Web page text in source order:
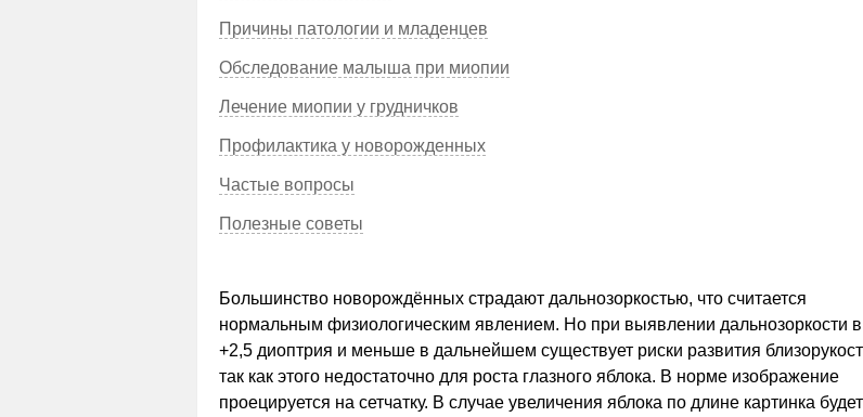
Причины патологии и младенцев
Обследование малыша при миопии
Лечение миопии у грудничков
Профилактика у новорожденных
Частые вопросы
Полезные советы
Большинство новорождённых страдают дальнозоркостью, что считается
нормальным физиологическим явлением. Но при выявлении дальнозоркости в
+2,5 диоптрия и меньше в дальнейшем существует риски развития
так как этого недостаточно для роста глазного яблока. В норме изображение
проецируется на сетчатку. В случае увеличения яблока по длине картинка будет